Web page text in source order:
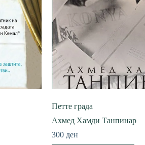
Петте града
Ахмед Хамди Танпинар
300 ден